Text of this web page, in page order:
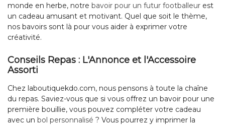
monde en herbe, notre bavoir pour un futur footballeur est
un cadeau amusant et motivant. Quel que soit le thème,
nos bavoirs sont là pour vous aider à exprimer votre
créativité.
Conseils Repas : L'Annonce et l'Accessoire
Assorti
Chez laboutiquekdo.com, nous pensons à toute la chaîne
du repas. Saviez-vous que si vous offrez un bavoir pour une
première bouillie, vous pouvez compléter votre cadeau
avec un bol personnalisé ? Vous pourrez y imprimer la